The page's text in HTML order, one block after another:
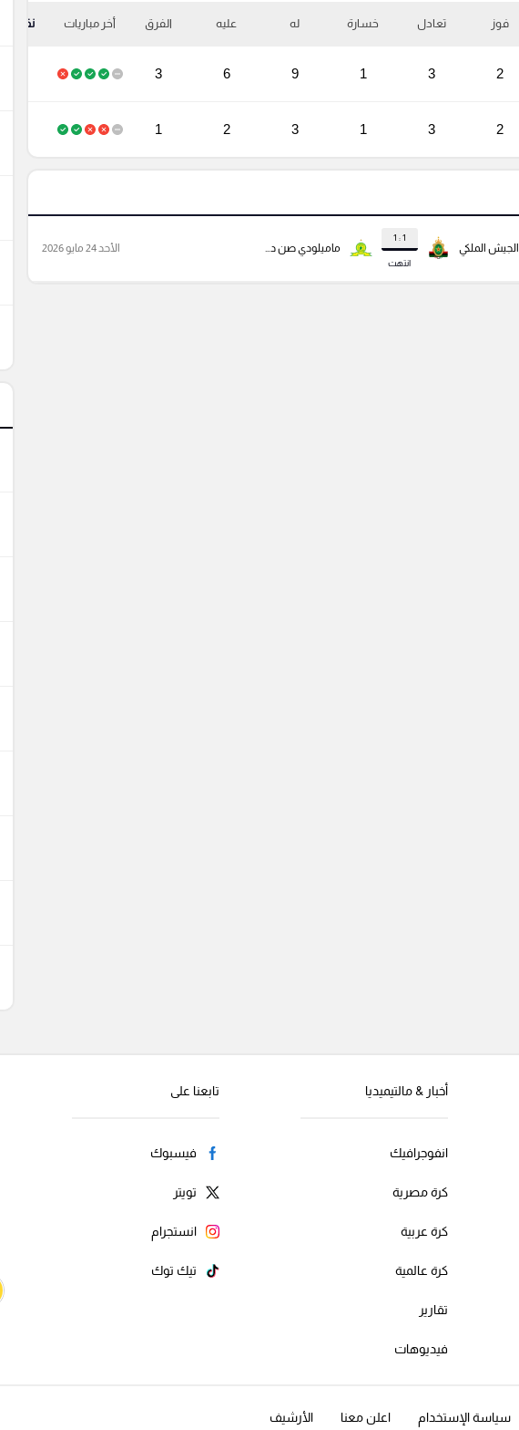
فوز تعادل خسارة له عليه الفرق أخر مباريات نقاط
2
3
1
9
6
3
2
3
1
3
2
1
الجيش الملكي
1 : 1
انتهت
الأحد 24 مايو 2026
أخبار & مالتيميديا
انفوجرافيك
كرة مصرية
كرة عربية
كرة عالمية
تقارير
فيديوهات
تابعنا على
فيسبوك
تويتر
انستجرام
تيك توك
سياسة الإستخدام اعلن معنا الأرشيف